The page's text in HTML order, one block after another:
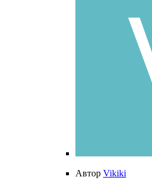
Автор Vikiki